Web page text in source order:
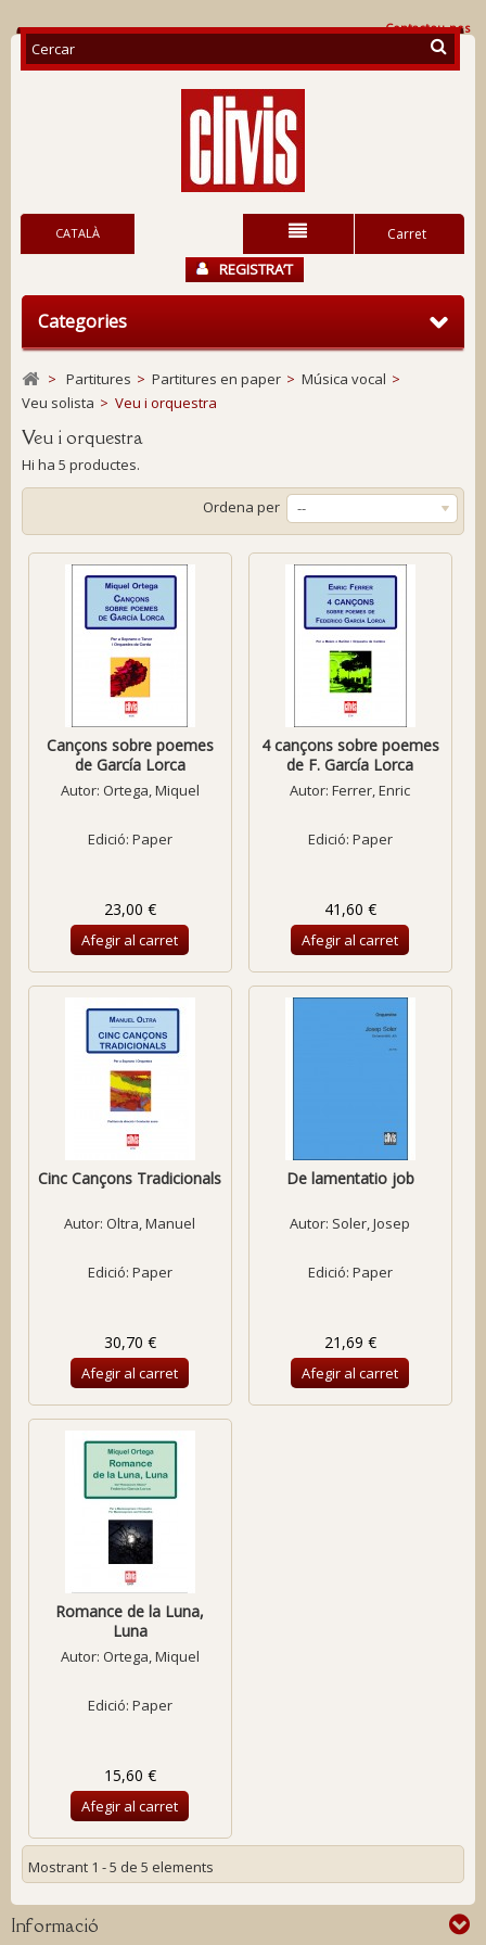
Contacteu-nos
Carret
CATALÀ
REGISTRA’T
Categories
> Partitures > Partitures en paper > Música vocal >
Veu solista > Veu i orquestra
Veu i orquestra
Hi ha 5 productes.
Ordena per --
Cançons sobre poemes
de García Lorca
Autor: Ortega, Miquel
Edició: Paper
23,00 €
Afegir al carret
4 cançons sobre poemes
de F. García Lorca
Autor:Ferrer, Enric
Edició: Paper
41,60 €
Afegir al carret
Cinc Cançons Tradicionals
Autor: Oltra, Manuel
Edició: Paper
30,70 €
Afegir al carret
De lamentatio job
Autor: Soler, Josep
Edició: Paper
21,69 €
Afegir al carret
Romance de la Luna,
Luna
Autor: Ortega, Miquel
Edició: Paper
15,60 €
Afegir al carret
Mostrant 1 - 5 de 5 elements
Informació